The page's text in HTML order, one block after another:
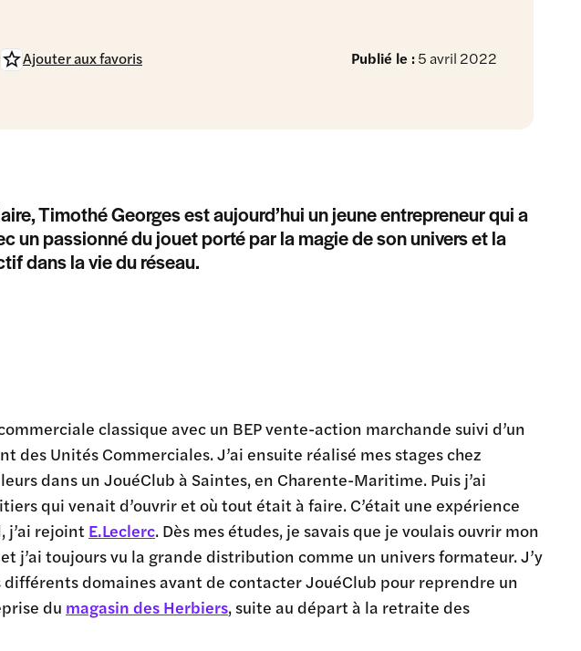
Publié le :5 avril 2022
Ajouter aux favoris
Timothé Georges est aujourd’hui un jeune entrepreneur qui a
un passionné du jouet porté par la magie de son univers et la
dans la vie du réseau.
classique avec un BEP vente-action marchande suivi d’un
des Unités Commerciales. J’ai ensuite réalisé mes stages chez
dans un JouéClub à Saintes, en Charente-Maritime. Puis j’ai
qui venait d’ouvrir et où tout était à faire. C’était une expérience
j’ai rejoint E.Leclerc. Dès mes études, je savais que je voulais ouvrir mon
j’ai toujours vu la grande distribution comme un univers formateur. J’y
domaines avant de contacter JouéClub pour reprendre un
du magasin des Herbiers, suite au départ à la retraite des